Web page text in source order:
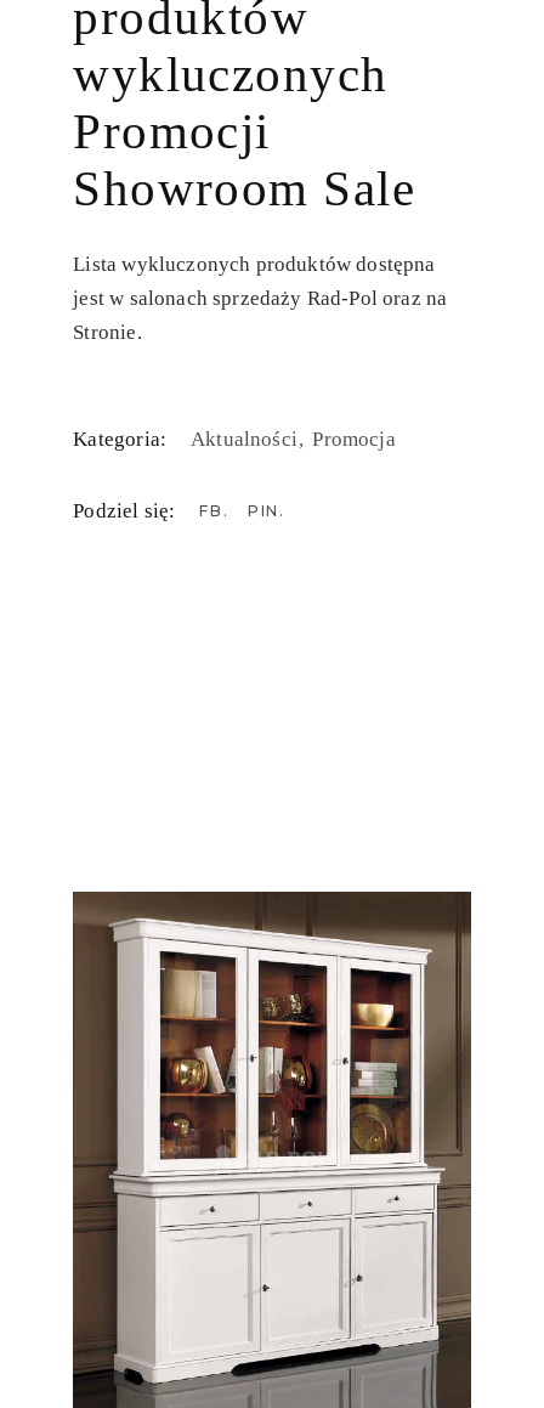
produktów
wykluczonych
Promocji
Showroom Sale
Lista wykluczonych produktów dostępna
jest w salonach sprzedaży Rad-Pol oraz na
Stronie.
Kategoria: Aktualności Promocja
Podziel się: FB PIN